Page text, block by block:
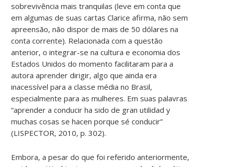
sobrevivência mais tranquilas (leve em conta que
em algumas de suas cartas Clarice afirma, não sem
apreensão, não dispor de mais de 50 dólares na
conta corrente). Relacionada com a questão
anterior, o integrar-se na cultura e economia dos
Estados Unidos do momento facilitaram para a
autora aprender dirigir, algo que ainda era
inacessível para a classe média no Brasil,
especialmente para as mulheres. Em suas palavras
“aprender a conducir ha sido de gran utilidad y
muchas cosas se hacen porque sé conducir”
(LISPECTOR, 2010, p. 302).
Embora, a pesar do que foi referido anteriormente,